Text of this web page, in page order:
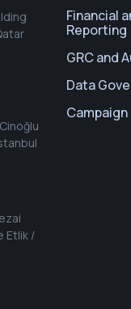
Etlik /
Financial
Reporting
GRC and
Data